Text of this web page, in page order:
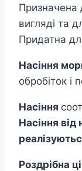
Призначена
вигляді та
Придатна
Насіння
обробіток і
Насіння
Насіння від
Роздрібна